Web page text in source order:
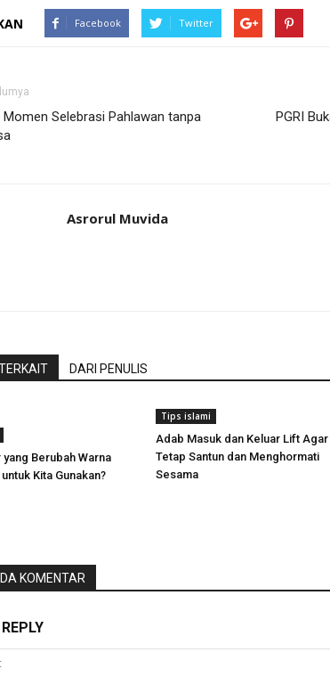
Facebook Twitter
Momen Selebrasi Pahlawan tanpa
PGRI
Asrorul Muvida
DARI PENULIS
Berubah Warna
Kita Gunakan?
Tips islami
Adab Masuk dan Keluar Lift Agar
Tetap Santun dan Menghormati
Sesama
KOMENTAR